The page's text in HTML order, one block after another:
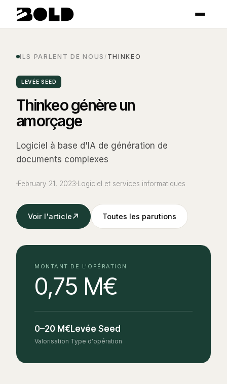
ILS PARLENT DE NOUS / THINKEO
LEVÉE SEED
Thinkeo génère un
amorçage
Logiciel à base d'IA de génération de
documents complexes
February 21, 2023 Logiciel et services informatiques
Voir l'article Toutes les parutions
MONTANT DE L'OPÉRATION
0,75 M€
0–20 M€
Valorisation
Levée Seed
Type d'opération